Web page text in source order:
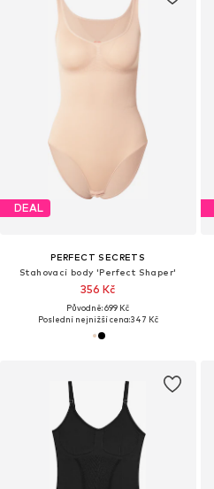
DEAL
PERFECT SECRETS
Stahovací body 'Perfect Shaper'
356 Kč
Původně: 699 Kč
Poslední nejnižší cena:347 Kč